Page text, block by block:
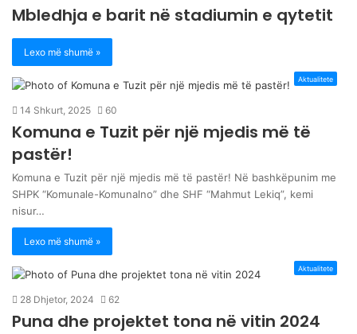
Mbledhja e barit në stadiumin e qytetit
Lexo më shumë »
Aktualitete
14 Shkurt, 2025 60
Komuna e Tuzit për një mjedis më të
pastër!
Komuna e Tuzit për një mjedis më të pastër! Në bashkëpunim me
SHPK “Komunale-Komunalno” dhe SHF “Mahmut Lekiq”, kemi
nisur…
Lexo më shumë »
Aktualitete
28 Dhjetor, 2024 62
Puna dhe projektet tona në vitin 2024